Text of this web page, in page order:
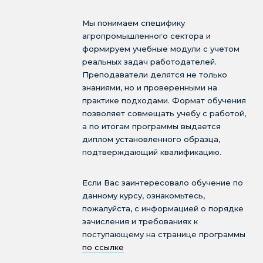
Мы понимаем специфику
агропромышленного сектора и
формируем учебные модули с учетом
реальных задач работодателей.
Преподаватели делятся не только
знаниями, но и проверенными на
практике подходами. Формат обучения
позволяет совмещать учебу с работой,
а по итогам программы выдается
диплом установленного образца,
подтверждающий квалификацию.
Если Вас заинтересовало обучение по
данному курсу, ознакомьтесь,
пожалуйста, с информацией о порядке
зачисления и требованиях к
поступающему на странице программы
по ссылке